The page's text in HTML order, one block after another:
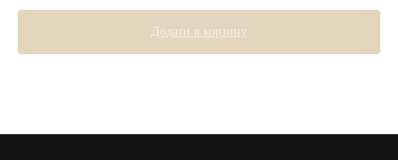
Додати в корзину